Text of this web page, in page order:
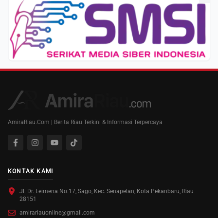
AmiraRiau.Com | Berita Riau Terkini & Informasi Terpercaya
KONTAK KAMI
Jl. Dr. Leimena No.17, Sago, Kec. Senapelan, Kota Pekanbaru, Riau
28151
amirariauonline@gmail.com